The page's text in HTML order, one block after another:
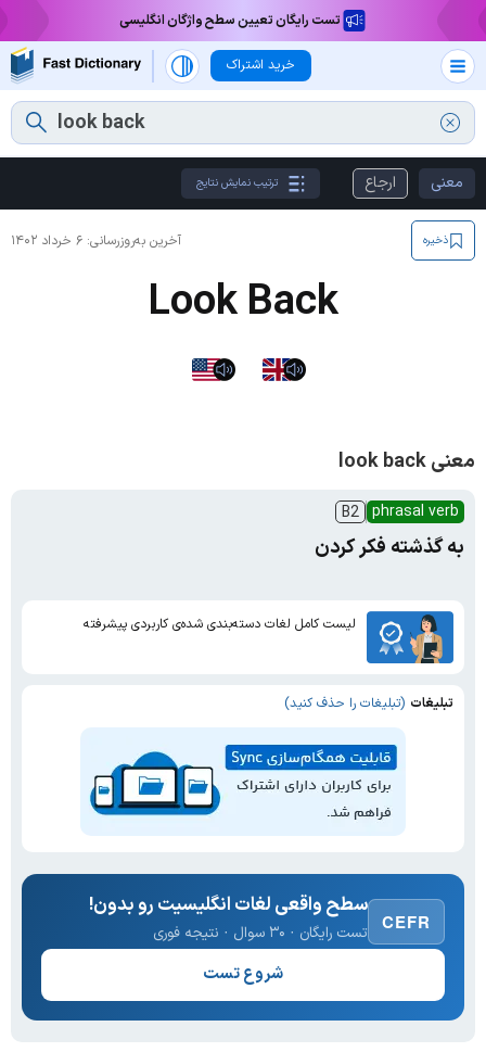
تست رایگان تعیین سطح واژگان انگلیسی
خرید اشتراک
معنی ارجاع ترتیب نمایش نتایج
آخرین به‌روزرسانی: ۶ خرداد ۱۴۰۲ ذخیره
Look Back
معنی look back
phrasal verb
B2
به گذشته فکر کردن
لیست کامل لغات دسته‌بندی شده‌ی کاربردی پیشرفته
تبلیغات (تبلیغات را حذف کنید)
CEFR
سطح واقعی لغات انگلیسیت رو بدون!
تست رایگان · ۳۰ سوال · نتیجه فوری
شروع تست